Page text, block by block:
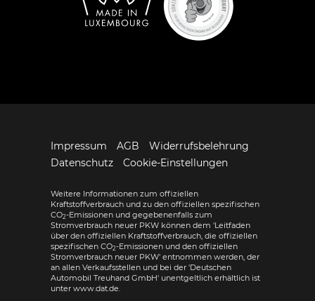
Impressum AGB
Widerrufsbelehrung
Datenschutz
Cookie-Einstellungen
Weitere Informationen zum offiziellen
Kraftstoffverbrauch und zu den offiziellen spezifischen
CO2-Emissionen und gegebenenfalls zum
Stromverbrauch neuer PKW können dem 'Leitfaden
über den offiziellen Kraftstoffverbrauch, die offiziellen
spezifischen CO2-Emissionen und den offiziellen
Stromverbrauch neuer PKW' entnommen werden, der
an allen Verkaufsstellen und bei der 'Deutschen
Automobil Treuhand GmbH' unentgeltlich erhältlich ist
unter www.dat.de.